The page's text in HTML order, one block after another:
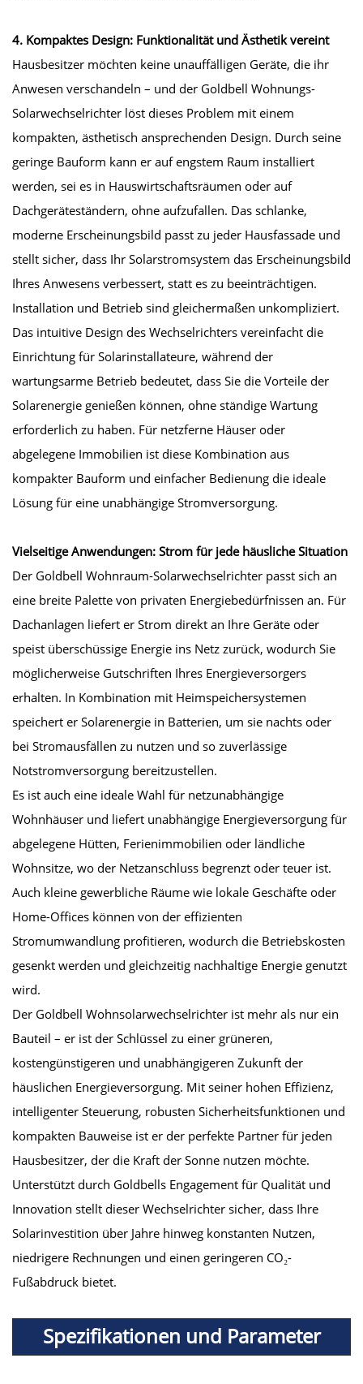
4. Kompaktes Design: Funktionalität und Ästhetik vereint
Hausbesitzer möchten keine unauffälligen Geräte, die ihr
Anwesen verschandeln – und der Goldbell Wohnungs-
Solarwechselrichter löst dieses Problem mit einem
kompakten, ästhetisch ansprechenden Design. Durch seine
geringe Bauform kann er auf engstem Raum installiert
werden, sei es in Hauswirtschaftsräumen oder auf
Dachgeräteständern, ohne aufzufallen. Das schlanke,
moderne Erscheinungsbild passt zu jeder Hausfassade und
stellt sicher, dass Ihr Solarstromsystem das Erscheinungsbild
Ihres Anwesens verbessert, statt es zu beeinträchtigen.
Installation und Betrieb sind gleichermaßen unkompliziert.
Das intuitive Design des Wechselrichters vereinfacht die
Einrichtung für Solarinstallateure, während der
wartungsarme Betrieb bedeutet, dass Sie die Vorteile der
Solarenergie genießen können, ohne ständige Wartung
erforderlich zu haben. Für netzferne Häuser oder
abgelegene Immobilien ist diese Kombination aus
kompakter Bauform und einfacher Bedienung die ideale
Lösung für eine unabhängige Stromversorgung.
Vielseitige Anwendungen: Strom für jede häusliche Situation
Der Goldbell Wohnraum-Solarwechselrichter passt sich an
eine breite Palette von privaten Energiebedürfnissen an. Für
Dachanlagen liefert er Strom direkt an Ihre Geräte oder
speist überschüssige Energie ins Netz zurück, wodurch Sie
möglicherweise Gutschriften Ihres Energieversorgers
erhalten. In Kombination mit Heimspeichersystemen
speichert er Solarenergie in Batterien, um sie nachts oder
bei Stromausfällen zu nutzen und so zuverlässige
Notstromversorgung bereitzustellen.
Es ist auch eine ideale Wahl für netzunabhängige
Wohnhäuser und liefert unabhängige Energieversorgung für
abgelegene Hütten, Ferienimmobilien oder ländliche
Wohnsitze, wo der Netzanschluss begrenzt oder teuer ist.
Auch kleine gewerbliche Räume wie lokale Geschäfte oder
Home-Offices können von der effizienten
Stromumwandlung profitieren, wodurch die Betriebskosten
gesenkt werden und gleichzeitig nachhaltige Energie genutzt
wird.
Der Goldbell Wohnsolarwechselrichter ist mehr als nur ein
Bauteil – er ist der Schlüssel zu einer grüneren,
kostengünstigeren und unabhängigeren Zukunft der
häuslichen Energieversorgung. Mit seiner hohen Effizienz,
intelligenter Steuerung, robusten Sicherheitsfunktionen und
kompakten Bauweise ist er der perfekte Partner für jeden
Hausbesitzer, der die Kraft der Sonne nutzen möchte.
Unterstützt durch Goldbells Engagement für Qualität und
Innovation stellt dieser Wechselrichter sicher, dass Ihre
Solarinvestition über Jahre hinweg konstanten Nutzen,
niedrigere Rechnungen und einen geringeren CO₂-
Fußabdruck bietet.
Spezifikationen und Parameter